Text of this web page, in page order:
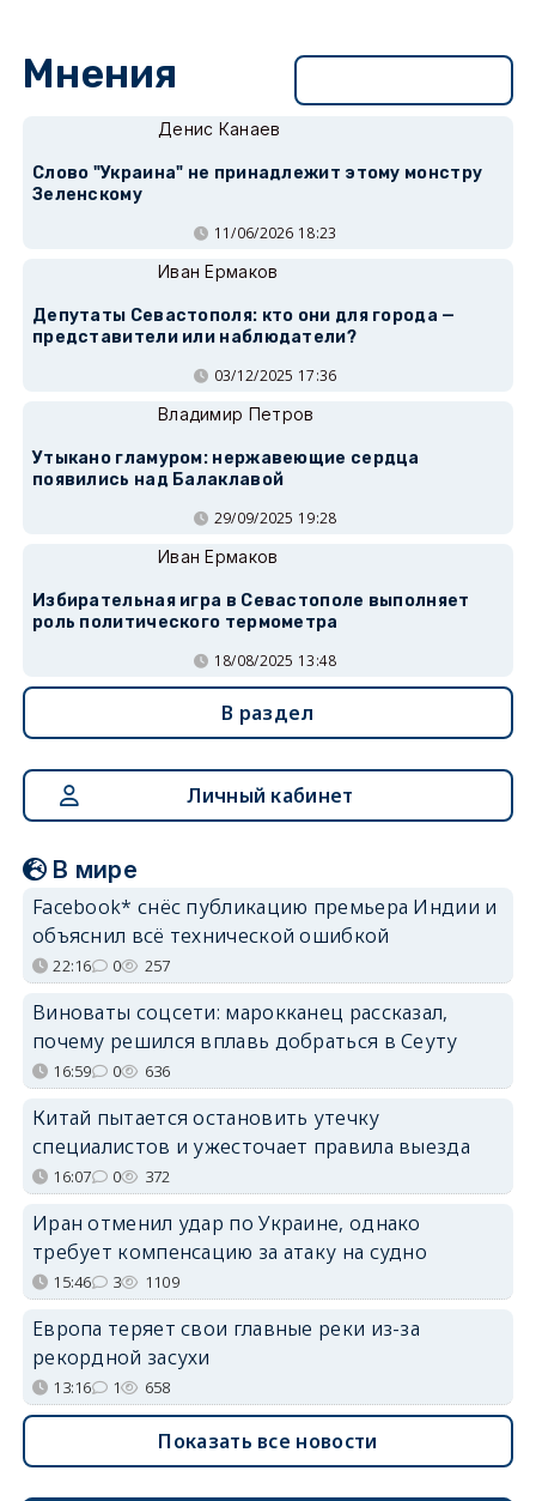
Мнения
Денис Канаев
Слово "Украина" не принадлежит этому монстру
Зеленскому
11/06/2026 18:23
Иван Ермаков
Депутаты Севастополя: кто они для города —
представители или наблюдатели?
03/12/2025 17:36
Владимир Петров
Утыкано гламуром: нержавеющие сердца
появились над Балаклавой
29/09/2025 19:28
Иван Ермаков
Избирательная игра в Севастополе выполняет
роль политического термометра
18/08/2025 13:48
В раздел
Личный кабинет
В мире
Facebook* снёс публикацию премьера Индии и
объяснил всё технической ошибкой
22:16 0 257
Виноваты соцсети: марокканец рассказал,
почему решился вплавь добраться в Сеуту
16:59 0 636
Китай пытается остановить утечку
специалистов и ужесточает правила выезда
16:07 0 372
Иран отменил удар по Украине, однако
требует компенсацию за атаку на судно
15:46 3 1109
Европа теряет свои главные реки из-за
рекордной засухи
13:16 1 658
Показать все новости